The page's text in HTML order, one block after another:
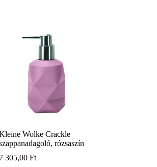
Wolke Crackle
rózsaszín
7 305,00Ft